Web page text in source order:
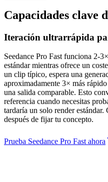
Capacidades clave
Iteración ultrarrápida
Seedance Pro Fast funciona 2-
estándar mientras ofrece un
un clip típico, espera una
aproximadamente 3× más
una salida comparable. Esto
referencia cuando necesitas
tardaría un solo render
después de fijar tu concepto.
Prueba Seedance Pro Fast ahora